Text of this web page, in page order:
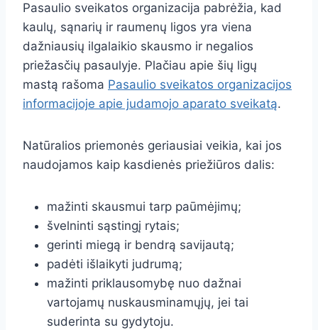
Pasaulio sveikatos organizacija pabrėžia, kad
kaulų, sąnarių ir raumenų ligos yra viena
dažniausių ilgalaikio skausmo ir negalios
priežasčių pasaulyje. Plačiau apie šių ligų
mastą rašoma Pasaulio sveikatos organizacijos
informacijoje apie judamojo aparato sveikatą.
Natūralios priemonės geriausiai veikia, kai jos
naudojamos kaip kasdienės priežiūros dalis:
mažinti skausmui tarp paūmėjimų;
švelninti sąstingį rytais;
gerinti miegą ir bendrą savijautą;
padėti išlaikyti judrumą;
mažinti priklausomybę nuo dažnai
vartojamų nuskausminamųjų, jei tai
suderinta su gydytoju.